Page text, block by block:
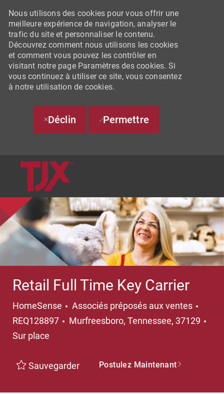
SKIP TO MAIN CONTENT
Nous utilisons des cookies pour vous offrir une
meilleure expérience de navigation, analyser le
trafic du site et personnaliser le contenu.
Découvrez comment nous utilisons les cookies
et comment vous pouvez les contrôler en
visitant notre page Paramètres des cookies. Si
vous continuez à utiliser ce site, vous consentez
à notre utilisation de cookies.
Déclin Permettre
Retail Full Time Key Carrier
HomeSense Catégorie
Associés préposés aux ventes
REQ128897
Emplacement
Murfreesboro, Tennessee, 37129
Sur place
Sauvegarder Postulez Maintenant